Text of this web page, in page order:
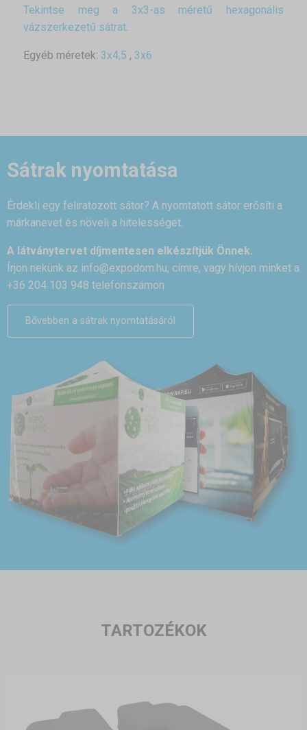
Tekintse meg a 3x3-as méretű hexagonális
vázszerkezetű sátrat
Egyéb méretek: 3x4,5 , 3x6
Sátrak nyomtatása
Érdekli egy feliratozott sátor? A nyomtatott sátor erősíti a
márkanevet és növeli a hitelességet.
A látványtervet díjmentesen elkészítjük Önnek.
Írjon nekünk az info@expodom.hu, címre, vagy hívjon minket a
+36 204 103 948 telefonszámon
Bővebben a sátrak nyomtatásáról
TARTOZÉKOK